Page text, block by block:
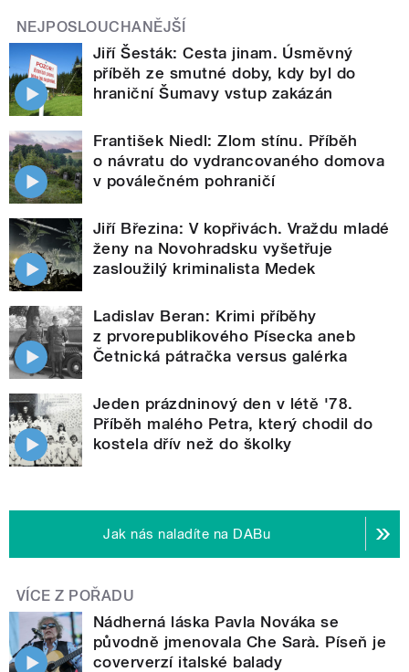
NEJPOSLOUCHANĚJŠÍ
Jiří Šesták: Cesta jinam. Úsměvný
příběh ze smutné doby, kdy byl do
hraniční Šumavy vstup zakázán
František Niedl: Zlom stínu. Příběh
o návratu do vydrancovaného domova
v poválečném pohraničí
Jiří Březina: V kopřivách. Vraždu mladé
ženy na Novohradsku vyšetřuje
zasloužilý kriminalista Medek
Ladislav Beran: Krimi příběhy
z prvorepublikového Písecka aneb
Četnická pátračka versus galérka
Jeden prázdninový den v létě '78.
Příběh malého Petra, který chodil do
kostela dřív než do školky
Jak nás naladíte na DABu
VÍCE Z POŘADU
Nádherná láska Pavla Nováka se
původně jmenovala Che Sarà. Píseň je
coververzí italské balady